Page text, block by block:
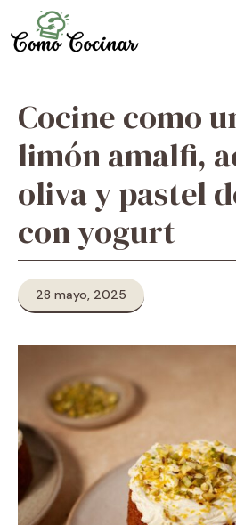
to
content
Cocine como
limón amalfi,
oliva y pastel
con yogurt
28 mayo, 2025